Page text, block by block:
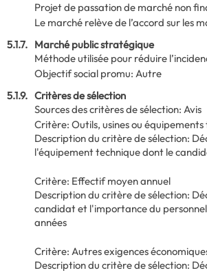
Projet de passation de marché non
Le marché relève de l’accord sur les
5.1.7. Marché public stratégique
Méthode utilisée pour réduire
Objectif social promu: Autre
5.1.9. Critères de sélection
Sources des critères de sélection: Avis
Critère: Outils, usines ou
Description du critère de sélection:
l'équipement technique dont le
Critère: Effectif moyen annuel
Description du critère de sélection:
candidat et l'importance du
années
Critère: Autres exigences
Description du critère de sélection: